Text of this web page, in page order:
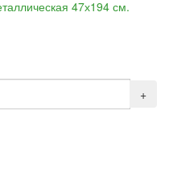
47х194 см.
+